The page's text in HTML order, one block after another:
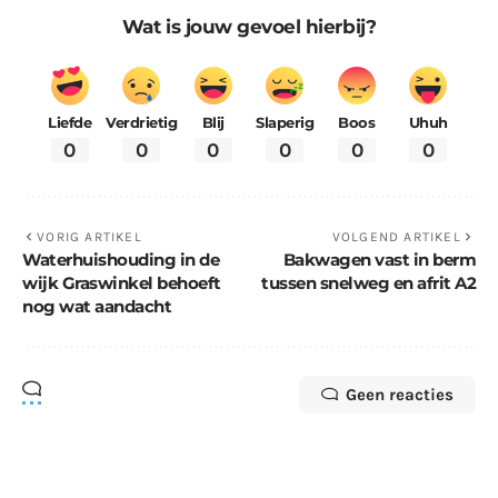
Wat is jouw gevoel hierbij?
Liefde
0
Verdrietig
0
Blij
0
Slaperig
0
Boos
0
Uhuh
0
VORIG ARTIKEL
Waterhuishouding in de
wijk Graswinkel behoeft
nog wat aandacht
VOLGEND ARTIKEL
Bakwagen vast in berm
tussen snelweg en afrit A2
Geen reacties